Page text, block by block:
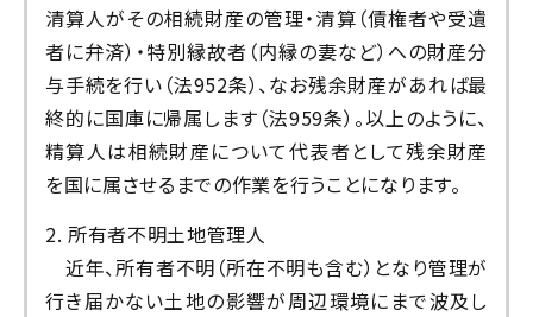
清算人がその相続財産の管理・清算（債権者や受遺
者に弁済）・特別縁故者（内縁の妻など）への財産分
与手続を行い（法952条）、なお残余財産があれば最
終的に国庫に帰属します（法959条）。以上のように、
精算人は相続財産について代表者として残余財産
を国に属させるまでの作業を行うことになります。
2. 所有者不明土地管理人
近年、所有者不明（所在不明も含む）となり管理が
行き届かない土地の影響が周辺環境にまで波及し